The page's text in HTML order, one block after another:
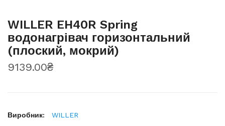
WILLER EH40R Spring
водонагрівач горизонтальний
(плоский, мокрий)
9139.00₴
Виробник:
WILLER